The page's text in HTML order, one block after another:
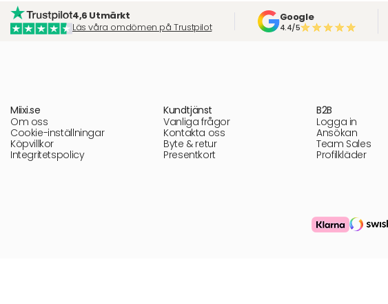
4,6 Utmärkt
Läs våra omdömen på Trustpilot
Google
4.4/5
Miixi.se
Om oss
Cookie-inställningar
Köpvillkor
Integritetspolicy
Kundtjänst
Vanliga frågor
Kontakta oss
Byte & retur
Presentkort
B2B
Logga in
Ansökan
Team Sales
Profilkläder